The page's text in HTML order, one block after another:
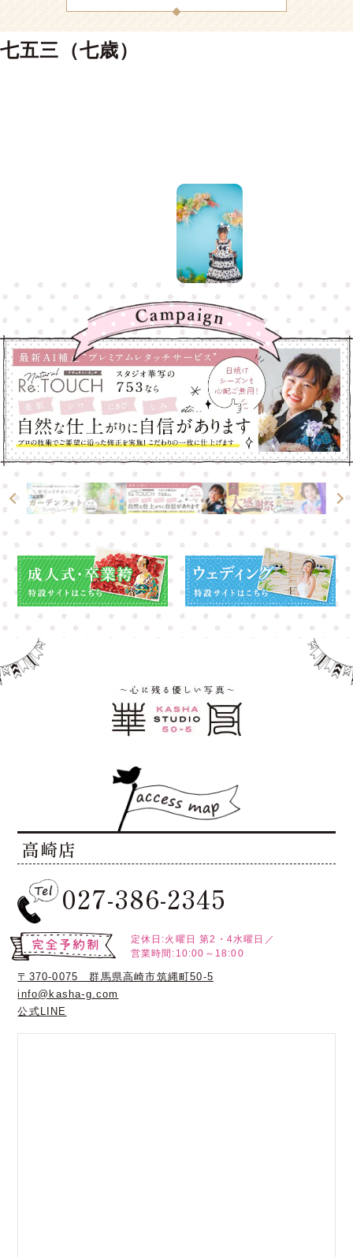
七五三（七歳）
高崎店
027-386-2345
定休日:火曜日 第2・4水曜日／
営業時間:10:00～18:00
〒370-0075 群馬県高崎市筑縄町50-5
info@kasha-g.com
公式LINE